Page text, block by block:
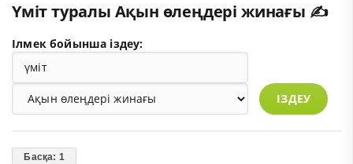
Үміт туралы Ақын өлеңдері жинағы ✍️
Ілмек бойынша іздеу:
ІЗДЕУ
Басқа: 1